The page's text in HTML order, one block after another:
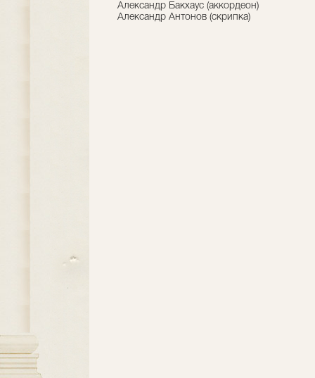
Александр Бакхаус (аккордеон)
Александр Антонов (скрипка)